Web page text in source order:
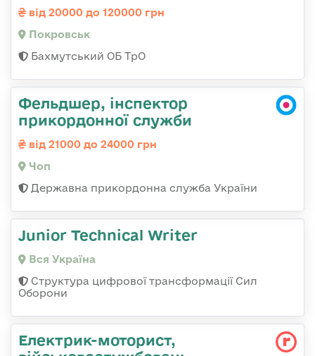
від 20000 до 120000 грн
Покровськ
Бахмутський ОБ ТрО
Фельдшер, інспектор
прикордонної служби
від 21000 до 24000 грн
Чоп
Державна прикордонна служба України
Junior Technical Writer
Вся Україна
Структура цифрової трансформації Сил
Оборони
Електрик-моторист,